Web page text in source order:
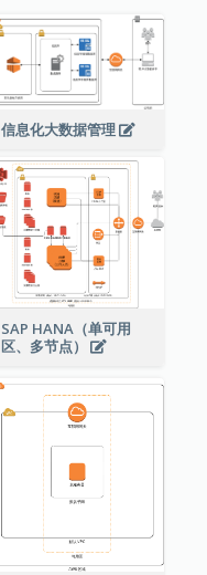
信息化大数据管理
SAP HANA（单可用
区、多节点）